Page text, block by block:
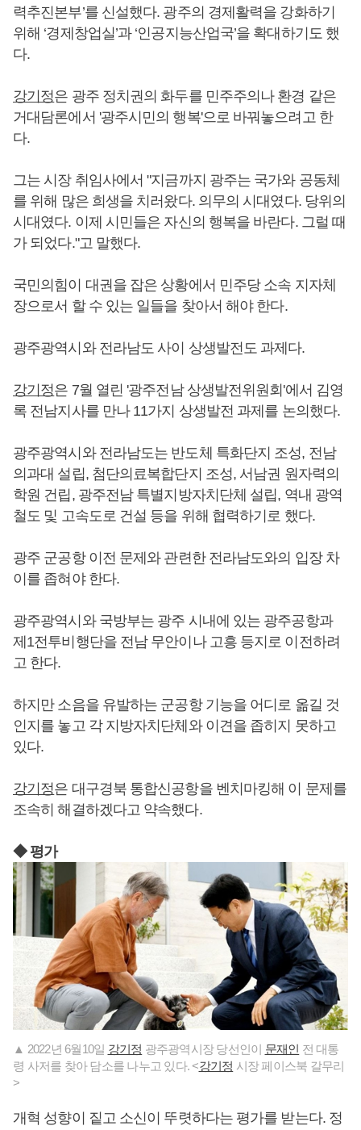
력추진본부’를 신설했다. 광주의 경제활력을 강화하기
위해 ‘경제창업실’과 ‘인공지능산업국’을 확대하기도 했
다.
강기정은 광주 정치권의 화두를 민주주의나 환경 같은
거대담론에서 '광주시민의 행복'으로 바꿔놓으려고 한
다.
그는 시장 취임사에서 "지금까지 광주는 국가와 공동체
를 위해 많은 희생을 치러왔다. 의무의 시대였다. 당위의
시대였다. 이제 시민들은 자신의 행복을 바란다. 그럴 때
가 되었다."고 말했다.
국민의힘이 대권을 잡은 상황에서 민주당 소속 지자체
장으로서 할 수 있는 일들을 찾아서 해야 한다.
광주광역시와 전라남도 사이 상생발전도 과제다.
강기정은 7월 열린 '광주전남 상생발전위원회'에서 김영
록 전남지사를 만나 11가지 상생발전 과제를 논의했다.
광주광역시와 전라남도는 반도체 특화단지 조성, 전남
의과대 설립, 첨단의료복합단지 조성, 서남권 원자력의
학원 건립, 광주전남 특별지방자치단체 설립, 역내 광역
철도 및 고속도로 건설 등을 위해 협력하기로 했다.
광주 군공항 이전 문제와 관련한 전라남도와의 입장 차
이를 좁혀야 한다.
광주광역시와 국방부는 광주 시내에 있는 광주공항과
제1전투비행단을 전남 무안이나 고흥 등지로 이전하려
고 한다.
하지만 소음을 유발하는 군공항 기능을 어디로 옮길 것
인지를 놓고 각 지방자치단체와 이견을 좁히지 못하고
있다.
강기정은 대구경북 통합신공항을 벤치마킹해 이 문제를
조속히 해결하겠다고 약속했다.
◆ 평가
▲ 2022년 6월10일 강기정 광주광역시장 당선인이 문재인 전 대통
령 사저를 찾아 담소를 나누고 있다. <강기정 시장 페이스북 갈무리
>
개혁 성향이 짙고 소신이 뚜렷하다는 평가를 받는다. 정